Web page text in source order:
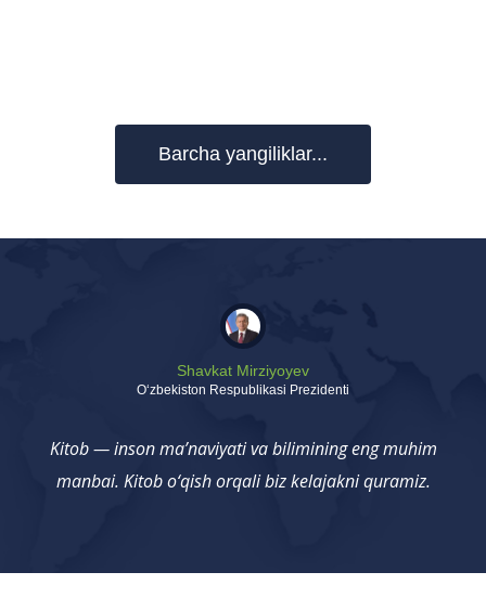
Barcha yangiliklar...
Shavkat Mirziyoyev
Oʻzbekiston Respublikasi Prezidenti
Kitob — inson ma’naviyati va bilimining eng muhim
manbai. Kitob o‘qish orqali biz kelajakni quramiz.